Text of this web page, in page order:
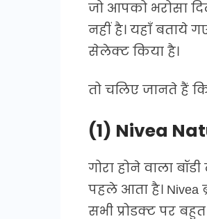
जो आपको भरोसा
नहीं है। यहाँ बताये
सेलेक्ट किया है।
तो चलिए जानते हैं
(1) Nivea
गोरा होने वाला
पहले आता है। Nivea
सभी प्रोडक्ट पर